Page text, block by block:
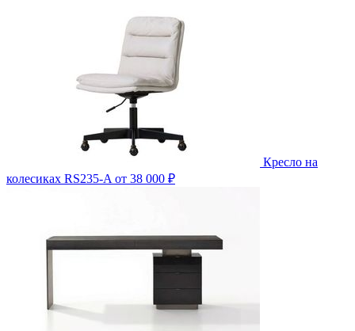
Кресло на
колесиках RS235-A от 38 000 ₽